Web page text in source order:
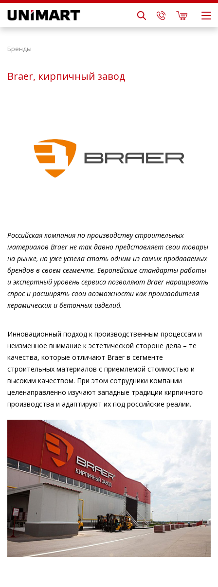
Бренды
Braer, кирпичный завод
Российская компания по производству строительных
материалов Braer не так давно представляет свои товары
на рынке, но уже успела стать одним из самых продаваемых
брендов в своем сегменте. Европейские стандарты работы
и экспертный уровень сервиса позволяют Braer наращивать
спрос и расширять свои возможности как производителя
керамических и бетонных изделий.
Инновационный подход к производственным процессам и
неизменное внимание к эстетической стороне дела – те
качества, которые отличают Braer в сегменте
строительных материалов с приемлемой стоимостью и
высоким качеством. При этом сотрудники компании
целенаправленно изучают западные традиции кирпичного
производства и адаптируют их под российские реалии.